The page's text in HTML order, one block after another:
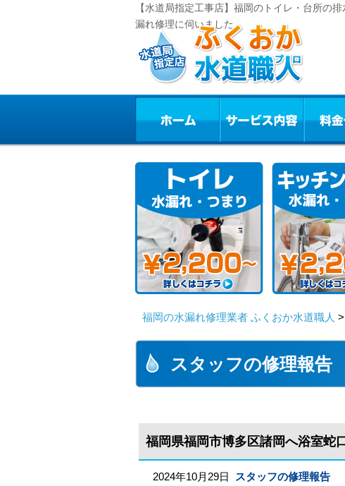
【水道局指定工事店】福岡のトイレ・台所の
漏れ修理に伺いました
福岡の水漏れ修理業者 ふくおか水道職人 >
スタッフの修理報告
福岡県福岡市博多区諸岡へ浴室蛇
2024年10月29日 スタッフの修理報告